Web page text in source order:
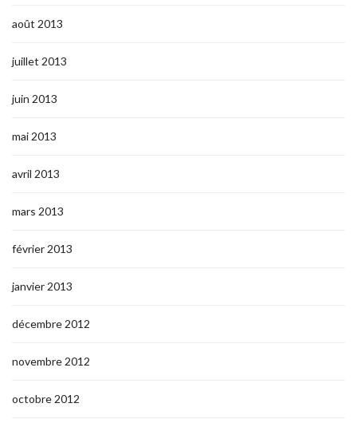
août 2013
juillet 2013
juin 2013
mai 2013
avril 2013
mars 2013
février 2013
janvier 2013
décembre 2012
novembre 2012
octobre 2012